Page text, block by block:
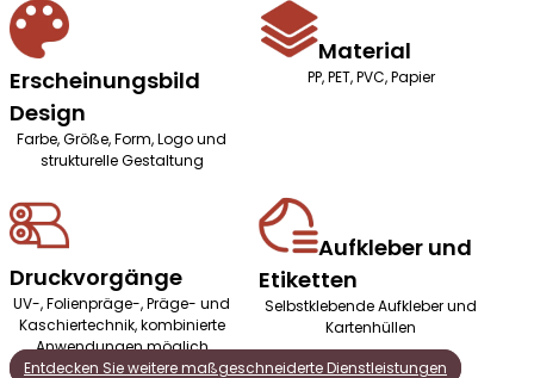
Erscheinungsbild
Design
Farbe, Größe, Form, Logo und
strukturelle Gestaltung
Material
PP, PET, PVC, Papier
Druckvorgänge
UV-, Folienpräge-, Präge- und
Kaschiertechnik, kombinierte
Anwendungen möglich
Aufkleber und
Etiketten
Selbstklebende Aufkleber und
Kartenhüllen
Entdecken Sie weitere maßgeschneiderte Dienstleistungen